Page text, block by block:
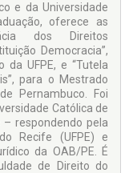
E A
de decisão” da
das bases da
e da Universidade
oferece as
dos Direitos
Democracia”,
UFPE, e “Tutela
para o Mestrado
Pernambuco. Foi
Católica de
– respondendo pela
Recife (UFPE) e
da OAB/PE. É
de Direito do